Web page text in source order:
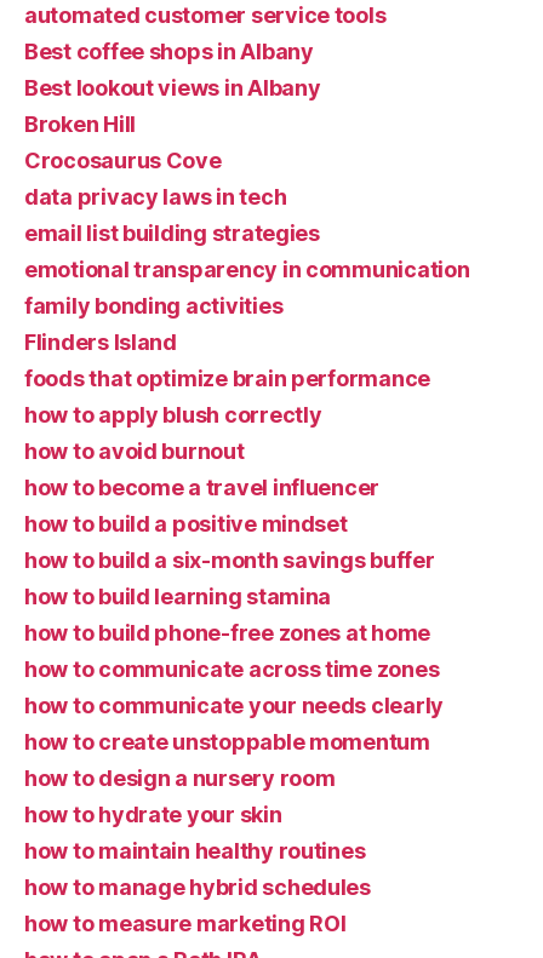
automated customer service tools
Best coffee shops in Albany
Best lookout views in Albany
Broken Hill
Crocosaurus Cove
data privacy laws in tech
email list building strategies
emotional transparency in communication
family bonding activities
Flinders Island
foods that optimize brain performance
how to apply blush correctly
how to avoid burnout
how to become a travel influencer
how to build a positive mindset
how to build a six-month savings buffer
how to build learning stamina
how to build phone-free zones at home
how to communicate across time zones
how to communicate your needs clearly
how to create unstoppable momentum
how to design a nursery room
how to hydrate your skin
how to maintain healthy routines
how to manage hybrid schedules
how to measure marketing ROI